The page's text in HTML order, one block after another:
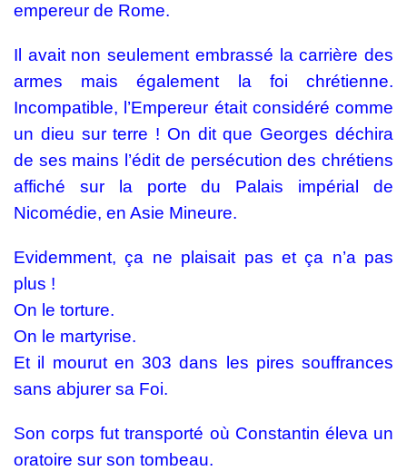
empereur de Rome.
Il avait non seulement embrassé la carrière des
armes mais également la foi chrétienne.
Incompatible, l’Empereur était considéré comme
un dieu sur terre ! On dit que Georges déchira
de ses mains l’édit de persécution des chrétiens
affiché sur la porte du Palais impérial de
Nicomédie, en Asie Mineure.
Evidemment, ça ne plaisait pas et ça n’a pas
plus !
On le torture.
On le martyrise.
Et il mourut en 303 dans les pires souffrances
sans abjurer sa Foi.
Son corps fut transporté où Constantin éleva un
oratoire sur son tombeau.